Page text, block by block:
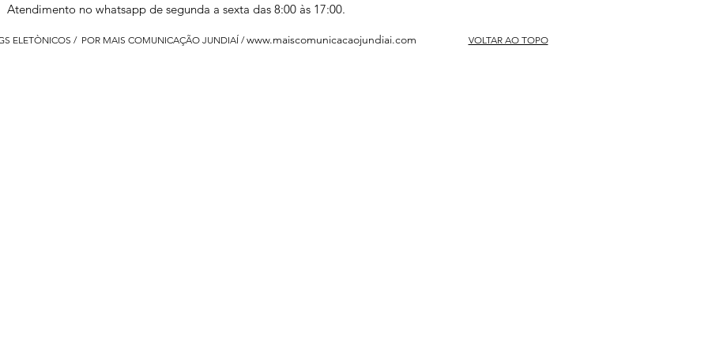
Atendimento no whatsapp de segunda a sexta das 8:00 às 17:00.
ELETÒNICOS / POR MAIS COMUNICAÇÃO JUNDIAÍ /www.maiscomunicacaojundiai.com VOLTAR AO TOPO